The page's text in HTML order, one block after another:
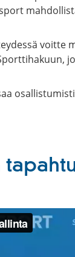
voitte